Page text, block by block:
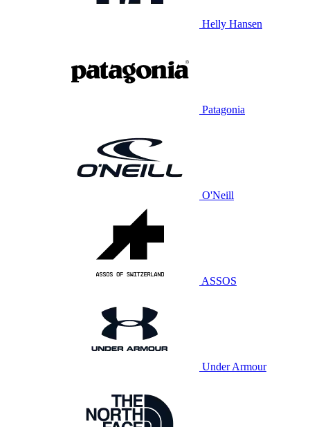
Helly Hansen
Patagonia
O'Neill
ASSOS
Under Armour